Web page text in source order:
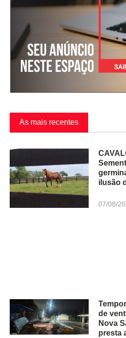
As mais recentes
ilusão
07/08/
de
Nova
presta